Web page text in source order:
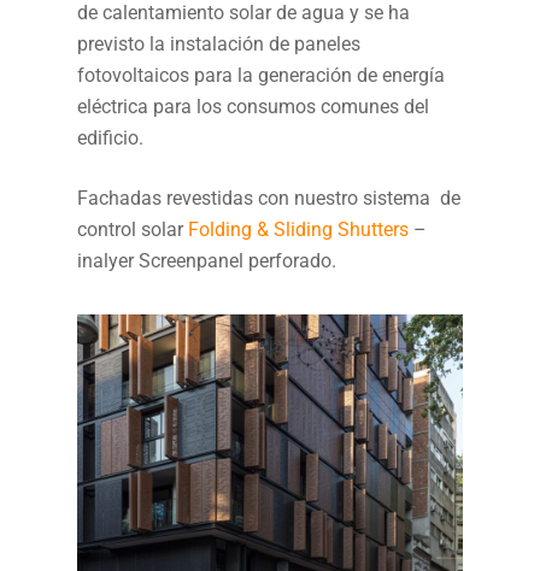
de calentamiento solar de agua y se ha
previsto la instalación de paneles
fotovoltaicos para la generación de energía
eléctrica para los consumos comunes del
edificio.
Fachadas revestidas con nuestro sistema de
control solarFolding & Sliding Shutters –
inalyer Screenpanel perforado.